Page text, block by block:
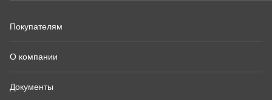
Покупателям
О компании
Документы